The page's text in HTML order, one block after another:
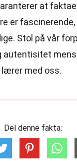
at
er fascinerende,
Stol på vår
autentisitet mens
med oss.
Del denne fakta: